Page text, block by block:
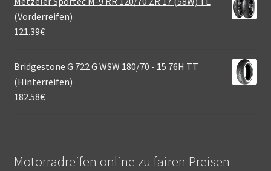
(Vorderreifen)
121.39€
Bridgestone G 722 G WSW 180/70 - 15 76H TT
(Hinterreifen)
182.58€
Motorradreifen online zu fairen Preisen